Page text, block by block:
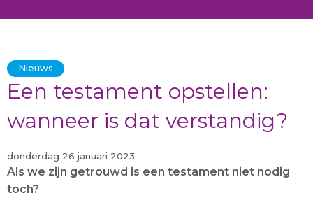
Nieuws
Een testament opstellen:
wanneer is dat verstandig?
donderdag 26 januari 2023
Als we zijn getrouwd is een testament niet nodig
toch?